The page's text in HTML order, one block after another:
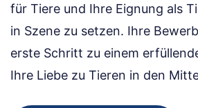
für Tiere und Ihre Eignung als
in Szene zu setzen. Ihre
erste Schritt zu einem
Ihre Liebe zu Tieren in den